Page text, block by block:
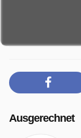
Ausgerechnet